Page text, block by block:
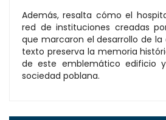
Además, resalta cómo el
red de instituciones creadas
que marcaron el desarrollo de la
texto preserva la memoria
de este emblemático edificio
sociedad poblana.